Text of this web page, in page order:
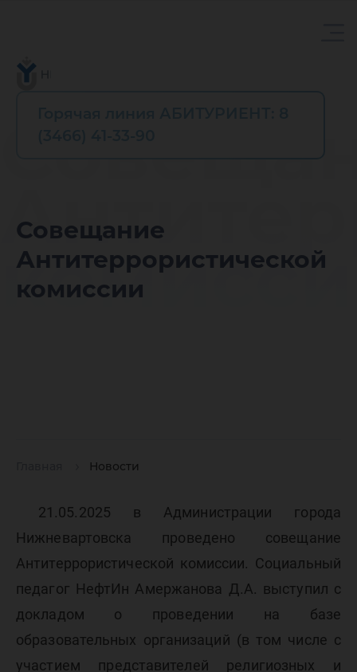
Совещание
Антитеррористической
комиссии
Новости
21.05.2025 в Администрации города
Нижневартовска проведено совещание
Антитеррористической комиссии. Социальный
педагог НефтИн Амержанова Д.А. выступил с
докладом о проведении на базе
образовательных организаций (в том числе с
участием представителей религиозных и